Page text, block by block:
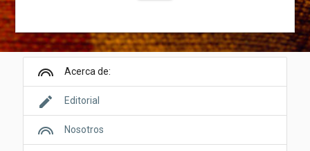
looks Acerca de:
edit Editorial
looks Nosotros